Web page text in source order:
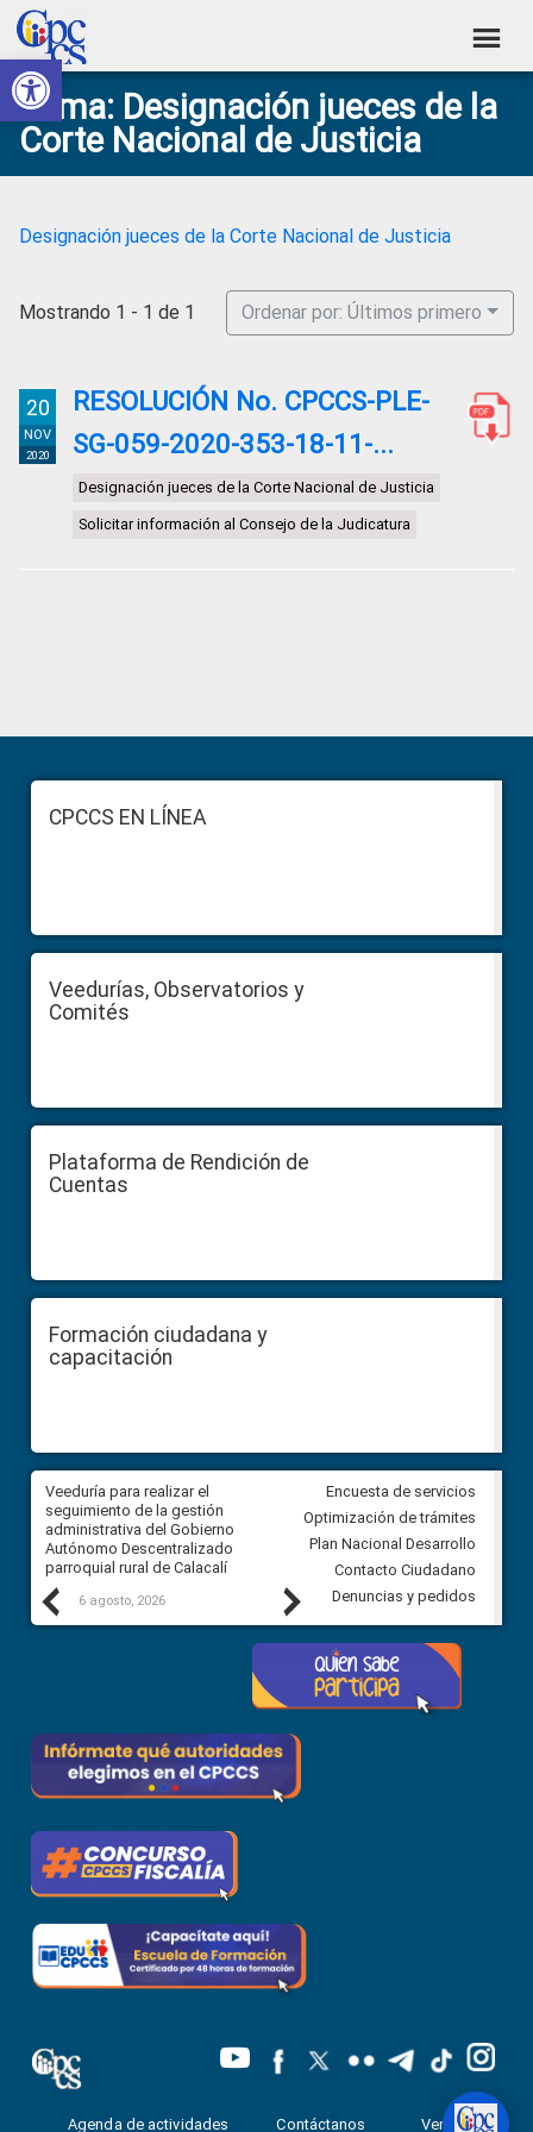
Abrir barra de herramientas
Skip
to
primary
navigation
Skip
to
main
content
Skip
to
primary
sidebar
Skip
to
footer
Consejo
de
Participación
Social
Construyendo
Poder
Ciudadano
Tema: Designación jueces de la
Corte Nacional de Justicia
Designación jueces de la Corte Nacional de Justicia
Mostrando 1 - 1 de 1 Ordenar por: Últimos primero
20
NOV
2020
RESOLUCIÓN No. CPCCS-PLE-
SG-059-2020-353-18-11-...
Designación jueces de la Corte Nacional de Justicia
Solicitar información al Consejo de la Judicatura
Sidebar
FooterCPCCS EN LÍNEA
Veedurías, Observatorios y
Comités
Plataforma de Rendición de
Cuentas
Formación ciudadana y
capacitación
Previous
Veeduría para realizar el
seguimiento de la gestión
administrativa del Gobierno
Autónomo Descentralizado
parroquial rural de Calacalí
6 agosto, 2026
Veeduría para vigilar los
derivados de la Audiencia
comunidad Urbina, parroquia
Carolina
5 agosto, 2026
Next
Encuesta de servicios
Optimización de trámites
Plan Nacional Desarrollo
Contacto Ciudadano
Denuncias y pedidos
Agenda de actividades Contáctanos Ventanilla